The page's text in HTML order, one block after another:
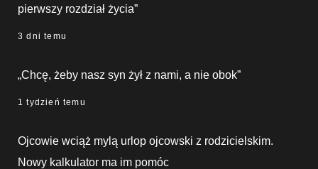
pierwszy rozdział życia”
3 dni temu
„Chcę, żeby nasz syn żył z nami, a nie obok”
1 tydzień temu
Ojcowie wciąż mylą urlop ojcowski z rodzicielskim.
Nowy kalkulator ma im pomóc